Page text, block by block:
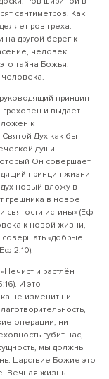
сантиметров. Как
ров греха.
на другой берег к
человек
тайна Божья.
человека.
принцип
и выдаёт
к
Дух как бы
души.
Он совершает
принцип жизни
новый вложу в
грешника в новое
святости истины» (Еф
к новой жизни,
«добрые
2:10).
и растлён
И это
не изменит ни
операции, ни
губит нас,
мы должны
Царствие Божие это
Вечная жизнь